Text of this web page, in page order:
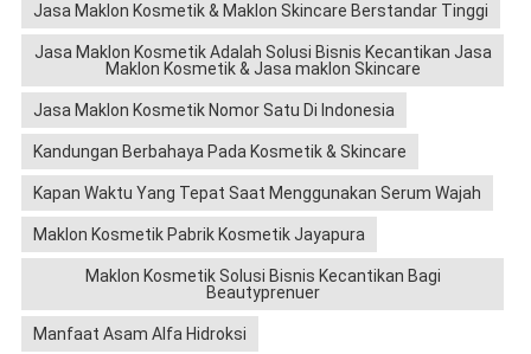
Jasa Maklon Kosmetik & Maklon Skincare Berstandar Tinggi
Jasa Maklon Kosmetik Adalah Solusi Bisnis Kecantikan Jasa
Maklon Kosmetik & Jasa maklon Skincare
Jasa Maklon Kosmetik Nomor Satu Di Indonesia
Kandungan Berbahaya Pada Kosmetik & Skincare
Kapan Waktu Yang Tepat Saat Menggunakan Serum Wajah
Maklon Kosmetik Pabrik Kosmetik Jayapura
Maklon Kosmetik Solusi Bisnis Kecantikan Bagi
Beautyprenuer
Manfaat Asam Alfa Hidroksi